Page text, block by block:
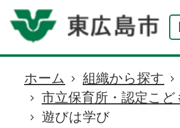
現
在
の
ホーム 組織から探す
市立保育所・認定こど
遊びは学び